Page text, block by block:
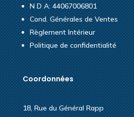
N D A: 44067006801
Cond. Générales de Ventes
Règlement Intérieur
Politique de confidentialité
Coordonnées
18, Rue du Général Rapp